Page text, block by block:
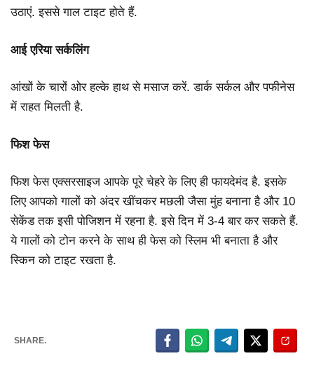
उठाएं. इससे गाल टाइट होते हैं.
आई एरिया सर्कलिंग
आंखों के चारों ओर हल्के हाथ से मसाज करें. डार्क सर्कल और पफीनेस
में राहत मिलती है.
फिश फेस
फिश फेस एक्सरसाइज आपके पूरे चेहरे के लिए ही फायदेमंद है. इसके
लिए आपको गालों को अंदर खींचकर मछली जैसा मुंह बनाना है और 10
सेकेंड तक इसी पोजिशन में रहना है. इसे दिन में 3-4 बार कर सकते हैं.
ये गालों को टोन करने के साथ ही फेस को स्लिम भी बनाता है और
स्किन को टाइट रखता है.
SHARE.